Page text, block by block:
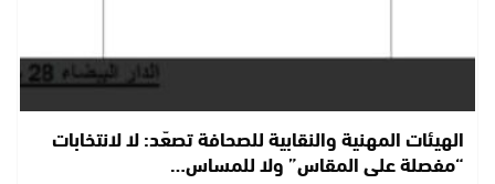
الهيئات المهنية والنقابية للصحافة تصعّد: لا لانتخابات
“مفصلة على المقاس” ولا للمساس…